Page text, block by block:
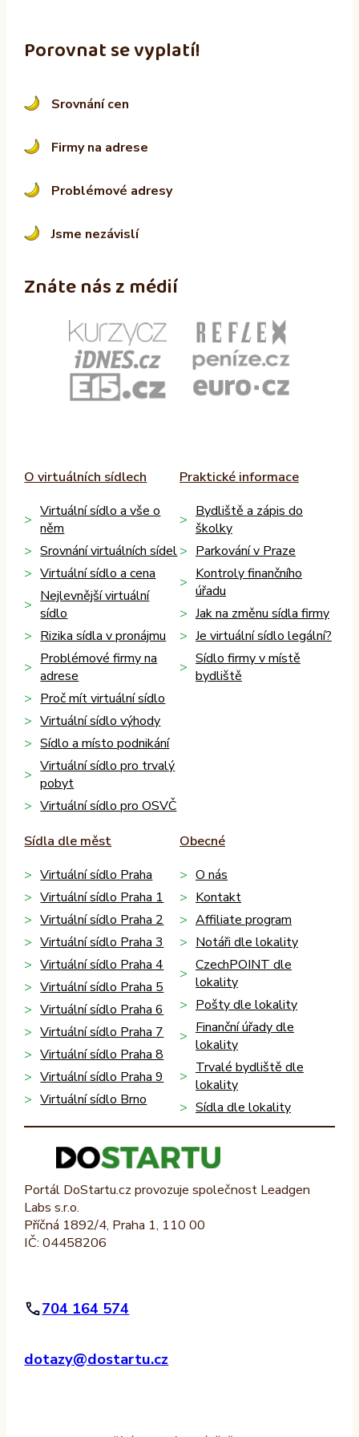
Porovnat se vyplatí!
Srovnání cen
Firmy na adrese
Problémové adresy
Jsme nezávislí
Znáte nás z médií
O virtuálních sídlech
Virtuální sídlo a vše o
něm
Srovnání virtuálních sídel
Virtuální sídlo a cena
Nejlevnější virtuální
sídlo
Rizika sídla v pronájmu
Problémové firmy na
adrese
Proč mít virtuální sídlo
Virtuální sídlo výhody
Sídlo a místo podnikání
Virtuální sídlo pro trvalý
pobyt
Virtuální sídlo pro OSVČ
Praktické informace
Bydliště a zápis do
školky
Parkování v Praze
Kontroly finančního
úřadu
Jak na změnu sídla firmy
Je virtuální sídlo legální?
Sídlo firmy v místě
bydliště
Sídla dle měst
Virtuální sídlo Praha
Virtuální sídlo Praha 1
Virtuální sídlo Praha 2
Virtuální sídlo Praha 3
Virtuální sídlo Praha 4
Virtuální sídlo Praha 5
Virtuální sídlo Praha 6
Virtuální sídlo Praha 7
Virtuální sídlo Praha 8
Virtuální sídlo Praha 9
Virtuální sídlo Brno
Obecné
O nás
Kontakt
Affiliate program
Notáři dle lokality
CzechPOINT dle
lokality
Pošty dle lokality
Finanční úřady dle
lokality
Trvalé bydliště dle
lokality
Sídla dle lokality
Portál DoStartu.cz provozuje společnost Leadgen
Labs s.r.o.
Příčná 1892/4, Praha 1, 110 00
IČ: 04458206
704 164 574
dotazy@dostartu.cz